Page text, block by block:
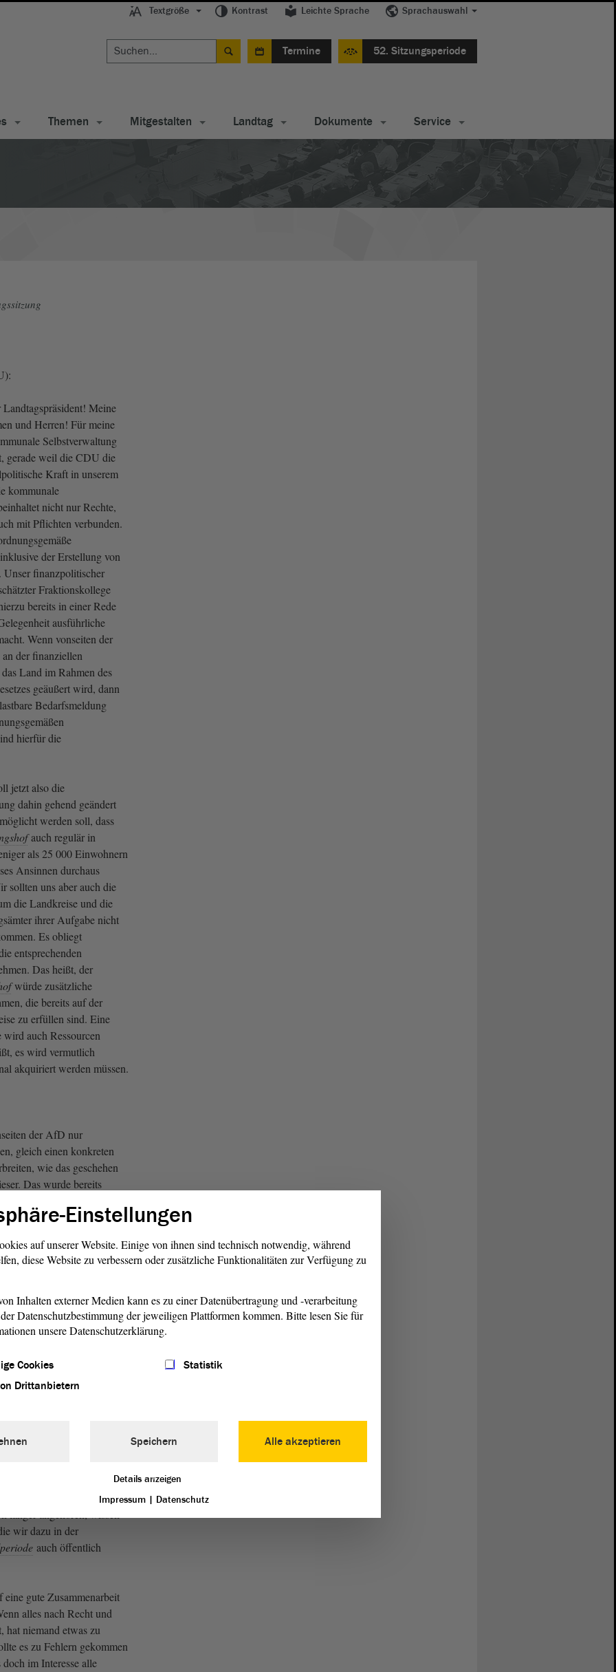
Textgröße Kontrast Leichte Sprache Sprachauswahl
Termine 52. Sitzungsperiode
Themen Mitgestalten Landtag Dokumente Service
Landtagspräsident! Meine
und Herren! Für meine
Selbstverwaltung
gerade weil die CDU die
Kraft in unserem
kommunale
nicht nur Rechte,
mit Pflichten verbunden.
der Erstellung von
Unser finanzpolitischer
Fraktionskollege
bereits in einer Rede
ausführliche
Wenn vonseiten der
der finanziellen
Land im Rahmen des
geäußert wird, dann
Bedarfsmeldung
hierfür die
jetzt also die
dahin gehend geändert
werden soll, dass
auch regulär in
als 25 000 Einwohnern
Ansinnen durchaus
sollten uns aber auch die
die Landkreise und die
ihrer Aufgabe nicht
Es obliegt
entsprechenden
Das heißt, der
würde zusätzliche
die bereits auf der
zu erfüllen sind. Eine
wird auch Ressourcen
es wird vermutlich
akquiriert werden müssen.
der AfD nur
gleich einen konkreten
wie das geschehen
Das wurde bereits
Damen und Herren! Ich
die Grundsätze der
erinnern. So gilt es,
bei der
unterstützen, und zwar
gibt es aber
Möglichkeiten. Dieser
zu beraten und zu
weitere Maßnahmen
Für meine
geht darum, dass
effizient und
werden. Das gilt
die Kommunen in
generell für alle
Mittel, auch
werden. Diejenigen, die
wir dazu in der
auch öffentlich
eine gute Zusammenarbeit
alles nach Recht und
hat niemand etwas zu
es zu Fehlern gekommen
doch im Interesse alle
Einstellungen
auf unserer Website. Einige von ihnen sind technisch notwendig, während
diese Website zu verbessern oder zusätzliche Funktionalitäten zur Verfügung zu
Inhalten externer Medien kann es zu einer Datenübertragung und -verarbeitung
Datenschutzbestimmung der jeweiligen Plattformen kommen. Bitte lesen Sie für
unsere Datenschutzerklärung.
Cookies
Statistik
Drittanbietern
Alle akzeptieren
Speichern
Details anzeigen
Impressum | Datenschutz